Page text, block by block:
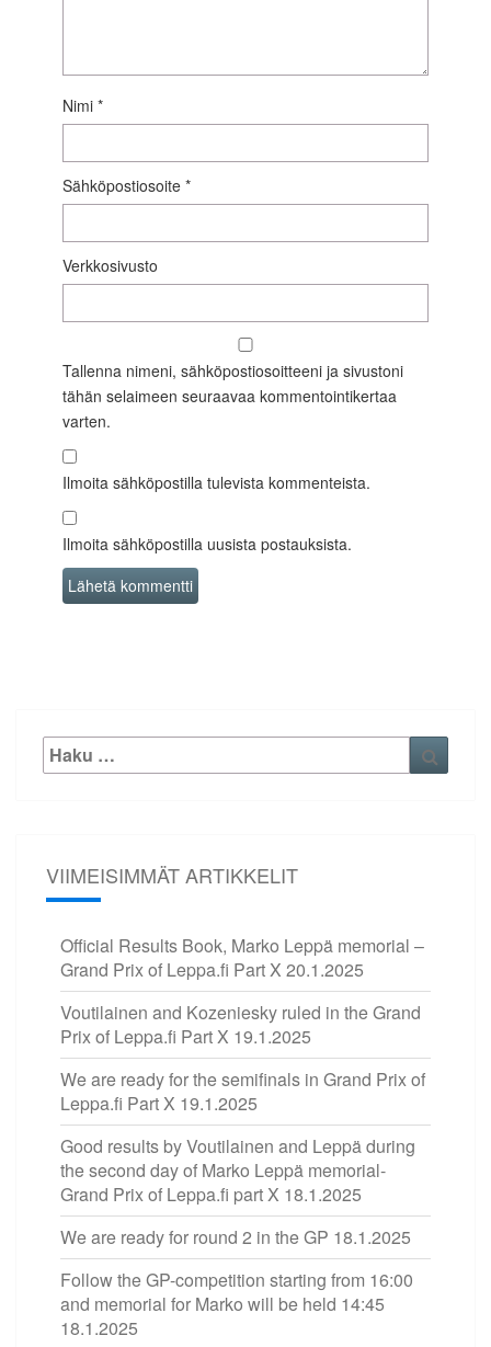
Nimi *
Sähköpostiosoite *
Verkkosivusto
Tallenna nimeni, sähköpostiosoitteeni ja sivustoni
tähän selaimeen seuraavaa kommentointikertaa
varten.
Ilmoita sähköpostilla tulevista kommenteista.
Ilmoita sähköpostilla uusista postauksista.
Etsi:
VIIMEISIMMÄT ARTIKKELIT
Official Results Book, Marko Leppä memorial –
Grand Prix of Leppa.fi Part X 20.1.2025
Voutilainen and Kozeniesky ruled in the Grand
Prix of Leppa.fi Part X 19.1.2025
We are ready for the semifinals in Grand Prix of
Leppa.fi Part X 19.1.2025
Good results by Voutilainen and Leppä during
the second day of Marko Leppä memorial-
Grand Prix of Leppa.fi part X 18.1.2025
We are ready for round 2 in the GP 18.1.2025
Follow the GP-competition starting from 16:00
and memorial for Marko will be held 14:45
18.1.2025